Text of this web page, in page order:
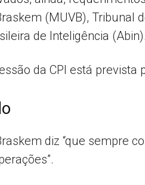
(MUVB), Tribunal
de Inteligência (Abin).
da CPI está prevista
diz “que sempre